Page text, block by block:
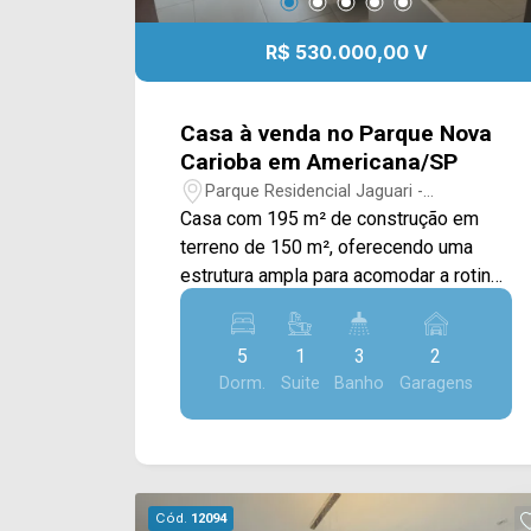
R$ 530.000,00 V
Casa à venda no Parque Nova
Carioba em Americana/SP
Parque Residencial Jaguari -
Americana/SP
Casa com 195 m² de construção em
terreno de 150 m², oferecendo uma
estrutura ampla para acomodar a rotina
de uma família. O imóvel conta com
ambientes bem distribuídos e espaço
interno que permite diferentes
possibilidades de uso. A residência
possui 5 dormitórios, sendo 1 suíte, 3
informados estão a despensa e os
5
Dorm.
1
Suite
3
Banho
2
Garagens
Cód. 12094